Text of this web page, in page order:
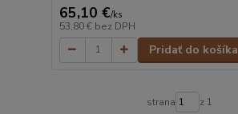
65,10 €/ks
53,80 € bez DPH
Pridať do košíka
strana z 1